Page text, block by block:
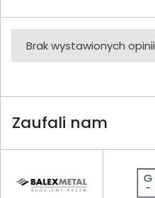
Brak wystawionych opinii
Zaufali nam